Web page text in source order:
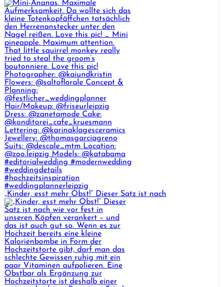
„Kinder, esst mehr Obst!“ Dieser Satz ist nach